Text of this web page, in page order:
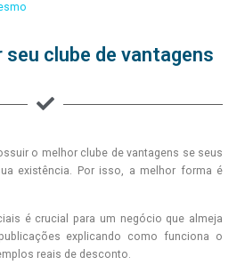
seu clube de vantagens
o melhor clube de vantagens se seus
existência. Por isso, a melhor forma é
é crucial para um negócio que almeja
explicando como funciona o
reais de desconto.